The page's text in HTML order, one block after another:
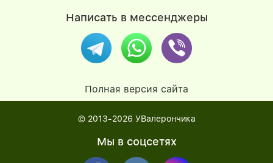
Написать в мессенджеры
Полная версия сайта
© 2013-2026 УВалерончика
Мы в соцсетях